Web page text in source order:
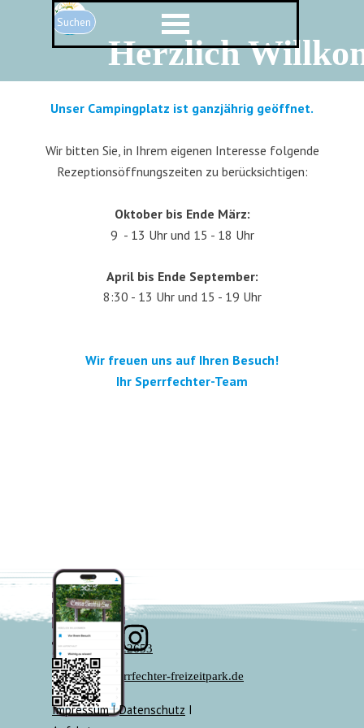
Direkt zum Seiteninhalt Menü überspringen
Herzlich
Suchen
Unser Campingplatz ist ganzjährig geöffnet.
Wir bitten Sie, in Ihrem eigenen Interesse folgende
Rezeptionsöffnungszeiten zu berücksichtigen:
Oktober bis Ende März:
9 - 13 Uhr und 15 - 18 Uhr
April bis Ende September:
8:30 - 13 Uhr und 15 - 19 Uhr
Wir freuen uns auf Ihren Besuch!
Ihr Sperrfechter-Team
07136 - 22653
info@sperrfechter-freizeitpark.de
ImpressumIDatenschutz I